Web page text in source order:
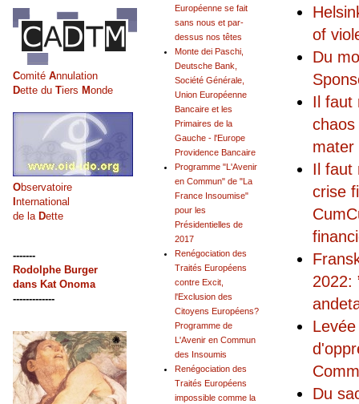
of
Du
Il faut
mater
Il faut
crise
2022:
Du
Européenne se fait
sans nous et par-
dessus nos têtes
Monte dei Paschi,
Deutsche Bank,
Société Générale,
Union Européenne
Bancaire et les
Primaires de la
Gauche - l'Europe
Providence Bancaire
Programme "L'Avenir
en Commun" de "La
France Insoumise"
pour les
Présidentielles de
2017
Renégociation des
Traités Européens
contre Excit,
l'Exclusion des
Citoyens Européens?
Programme de
L'Avenir en Commun
des Insoumis
Renégociation des
Traités Européens
impossible comme la
Comité Annulation
Dette du Tiers Monde
Observatoire
International
de la Dette
-------
Rodolphe Burger
dans Kat Onoma
-------------